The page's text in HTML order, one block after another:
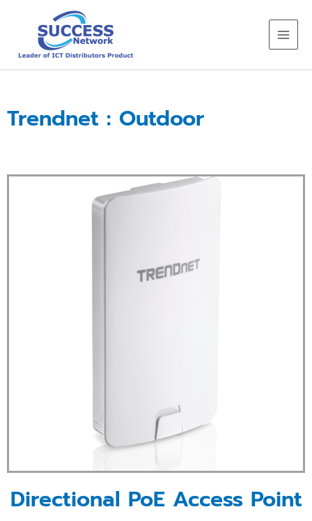
content
Trendnet : Outdoor
Directional PoE Access Point